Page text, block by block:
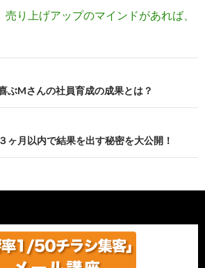
せ
売り上げアップのマインドがあれば、
ぶMさんの社員育成の成果とは？
ヶ月以内で結果を出す秘密を大公開！